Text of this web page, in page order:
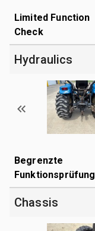
Limited Function
Check
Hydraulics
Begrenzte
Funktionsprüfung
Chassis